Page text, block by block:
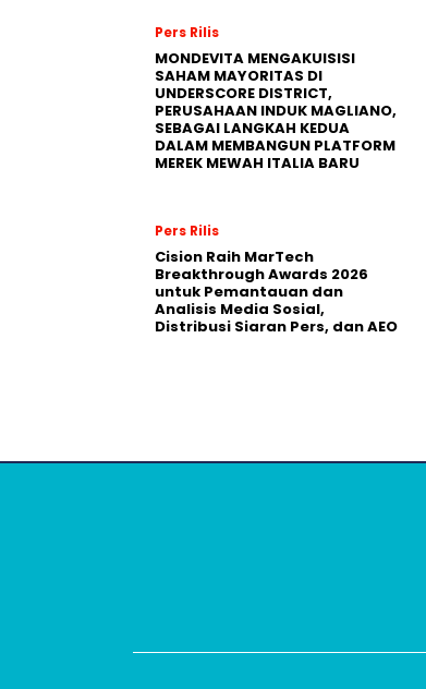
Pers Rilis
MONDEVITA MENGAKUISISI
SAHAM MAYORITAS DI
UNDERSCORE DISTRICT,
PERUSAHAAN INDUK MAGLIANO,
SEBAGAI LANGKAH KEDUA
DALAM MEMBANGUN PLATFORM
MEREK MEWAH ITALIA BARU
Pers Rilis
Cision Raih MarTech
Breakthrough Awards 2026
untuk Pemantauan dan
Analisis Media Sosial,
Distribusi Siaran Pers, dan AEO